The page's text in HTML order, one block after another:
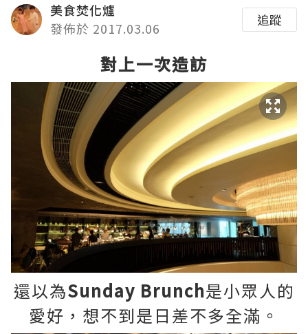
美食焚化爐
發佈於 2017.03.06
追蹤
對上一次造訪
還以為Sunday Brunch是小眾人的
愛好，想不到是日差不多全滿。